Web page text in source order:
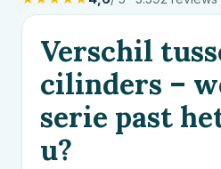
Verschil
cilinders –
serie past
u?